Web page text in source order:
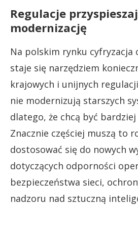
Regulacje
modernizację
Na polskim rynku cyfryzacja
staje się narzędziem
krajowych i unijnych
nie modernizują starszych
dlatego, że chcą być
Znacznie częściej muszą to
dostosować się do nowych
dotyczących odporności
bezpieczeństwa sieci,
nadzoru nad sztuczną